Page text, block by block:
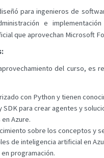
para ingenieros de
e
que aprovechan Microsoft
del curso, es
con Python y tienen
SDK para crear agentes y
Azure.
sobre los conceptos y
de inteligencia artificial en
programación.